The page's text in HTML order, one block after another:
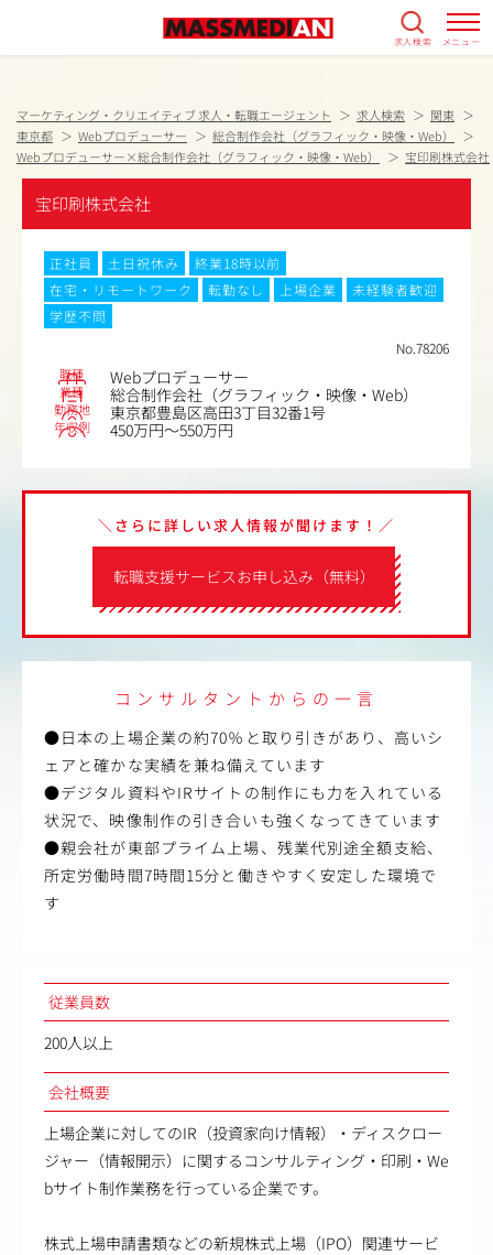
求人検索 メニュー
マーケティング・クリエイティブ 求人・転職エージェント 求人検索
関東
東京都
Webプロデューサー
総合制作会社（グラフィック・映像・Web）
Webプロデューサー×総合制作会社（グラフィック・映像・Web）
宝印刷株式会社
宝印刷株式会社
正社員 土日祝休み
終業18時以前
在宅・リモートワーク
転勤なし 上場企業
未経験者歓迎
学歴不問
No.78206
職種 Webプロデューサー
業種 総合制作会社（グラフィック・映像・Web）
勤務地 東京都豊島区高田3丁目32番1号
年収例 450万円～550万円
転職支援サービスお申し込み（無料）
＼さらに詳しい求人情報が聞けます！／
コンサルタントからの一言
●日本の上場企業の約70％と取り引きがあり、高いシ
ェアと確かな実績を兼ね備えています
●デジタル資料やIRサイトの制作にも力を入れている
状況で、映像制作の引き合いも強くなってきています
●親会社が東部プライム上場、残業代別途全額支給、
所定労働時間7時間15分と働きやすく安定した環境で
す
従業員数
200人以上
会社概要
上場企業に対してのIR（投資家向け情報）・ディスクロー
ジャー（情報開示）に関するコンサルティング・印刷・We
bサイト制作業務を行っている企業です。
株式上場申請書類などの新規株式上場（IPO）関連サービ